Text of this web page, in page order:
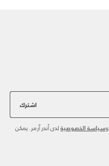
اشترك
وسياسة الخصوصية لدى أندر آرمر. يمكن